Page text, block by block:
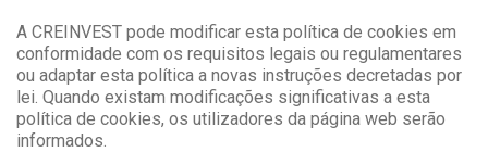
A CREINVEST pode modificar esta política de cookies em
conformidade com os requisitos legais ou regulamentares
ou adaptar esta política a novas instruções decretadas por
lei. Quando existam modificações significativas a esta
política de cookies, os utilizadores da página web serão
informados.